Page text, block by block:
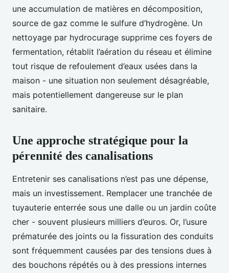
une accumulation de matières en décomposition,
source de gaz comme le sulfure d’hydrogène. Un
nettoyage par hydrocurage supprime ces foyers de
fermentation, rétablit l’aération du réseau et élimine
tout risque de refoulement d’eaux usées dans la
maison - une situation non seulement désagréable,
mais potentiellement dangereuse sur le plan
sanitaire.
Une approche stratégique pour la
pérennité des canalisations
Entretenir ses canalisations n’est pas une dépense,
mais un investissement. Remplacer une tranchée de
tuyauterie enterrée sous une dalle ou un jardin coûte
cher - souvent plusieurs milliers d’euros. Or, l’usure
prématurée des joints ou la fissuration des conduits
sont fréquemment causées par des tensions dues à
des bouchons répétés ou à des pressions internes